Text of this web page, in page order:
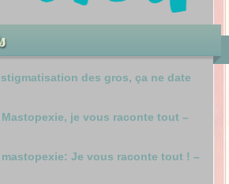
des gros, ça ne date
je vous raconte tout –
Je vous raconte tout ! –